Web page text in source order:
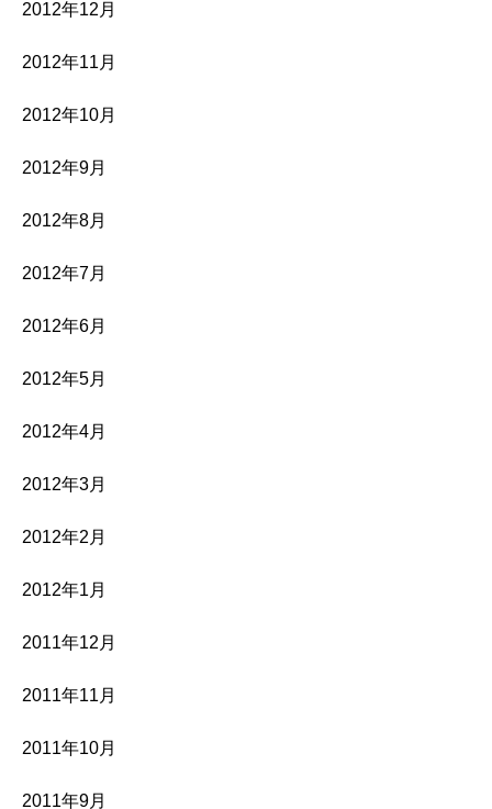
2012年12月
2012年11月
2012年10月
2012年9月
2012年8月
2012年7月
2012年6月
2012年5月
2012年4月
2012年3月
2012年2月
2012年1月
2011年12月
2011年11月
2011年10月
2011年9月